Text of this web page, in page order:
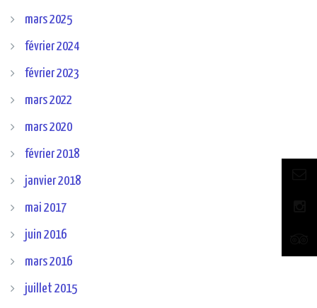
mars 2025
février 2024
février 2023
mars 2022
mars 2020
février 2018
janvier 2018
mai 2017
juin 2016
mars 2016
juillet 2015